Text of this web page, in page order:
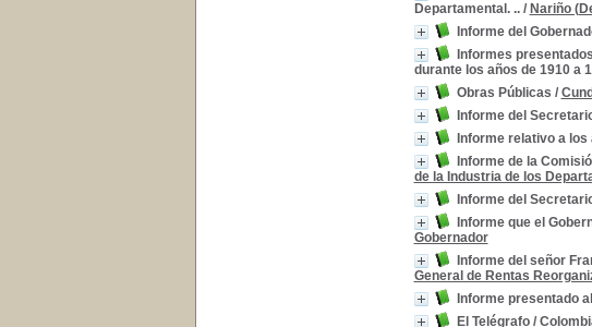
Departamental. ../ Nariño
Informe del
Informes
durante los años de 1910 a
Obras Públicas /
Informe del
Informe relativo a los
Informe de la
de la Industria de los
Informe del
Informe que el
Gobernador
Informe del señor
General de Rentas
Informe presentado
El Telégrafo /